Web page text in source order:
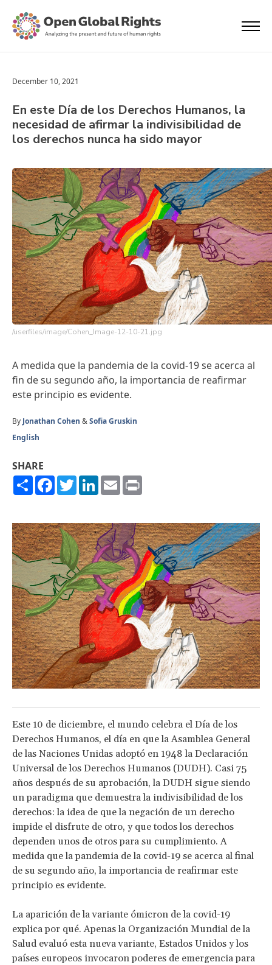
December 10, 2021
En este Día de los Derechos Humanos, la
necesidad de afirmar la indivisibilidad de
los derechos nunca ha sido mayor
/userfiles/image/Cohen_Image-12-10-21.jpg
A medida que la pandemia de la covid-19 se acerca al
fin de su segundo año, la importancia de reafirmar
este principio es evidente.
By Jonathan Cohen &Sofia Gruskin
English
SHARE
ShareFacebook
TwitterLinkedIn
Email
Este 10 de diciembre, el mundo celebra el Día de los
Derechos Humanos, el día en que la Asamblea General
de las Naciones Unidas adoptó en 1948 la Declaración
Universal de los Derechos Humanos (DUDH). Casi 75
años después de su aprobación, la DUDH sigue siendo
un paradigma que demuestra la indivisibilidad de los
derechos: la idea de que la negación de un derecho
impide el disfrute de otro, y que todos los derechos
dependen unos de otros para su cumplimiento. A
medida que la pandemia de la covid-19 se acerca al final
de su segundo año, la importancia de reafirmar este
principio es evidente.
La aparición de la variante ómicron de la covid-19
explica por qué. Apenas la Organización Mundial de la
Salud evaluó esta nueva variante, Estados Unidos y los
países europeos invocaron poderes de emergencia para